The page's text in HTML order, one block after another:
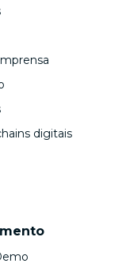
digitais